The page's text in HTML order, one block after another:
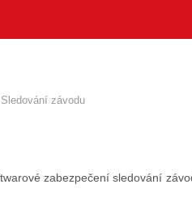
Sledování závodu
zabezpečení sledování